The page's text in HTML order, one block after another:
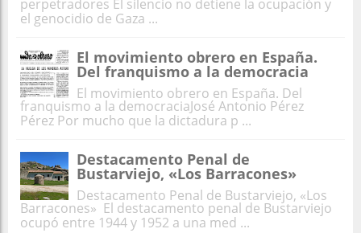
perpetradores El silencio no detiene la ocupación y
el genocidio de Gaza ...
El movimiento obrero en España.
Del franquismo a la democracia
El movimiento obrero en España. Del
franquismo a la democraciaJosé Antonio Pérez
Pérez Por mucho que la dictadura p ...
Destacamento Penal de
Bustarviejo, «Los Barracones»
Destacamento Penal de Bustarviejo, «Los
Barracones» El destacamento penal de Bustarviejo
ocupó entre 1944 y 1952 a una med ...